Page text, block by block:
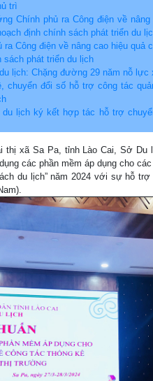
trì
Chính phủ ra Công điện về
định chính sách phát triển du
Công điện về nâng cao hiệu quả
sách phát triển du lịch
lịch: Chặng đường 29 năm nỗ
chuyển đổi số hỗ trợ công tác
du lịch ký kết hợp tác hỗ trợ
thị xã Sa Pa, tỉnh Lào Cai, Sở
các phần mềm áp dụng cho
du lịch” năm 2024 với sự hỗ